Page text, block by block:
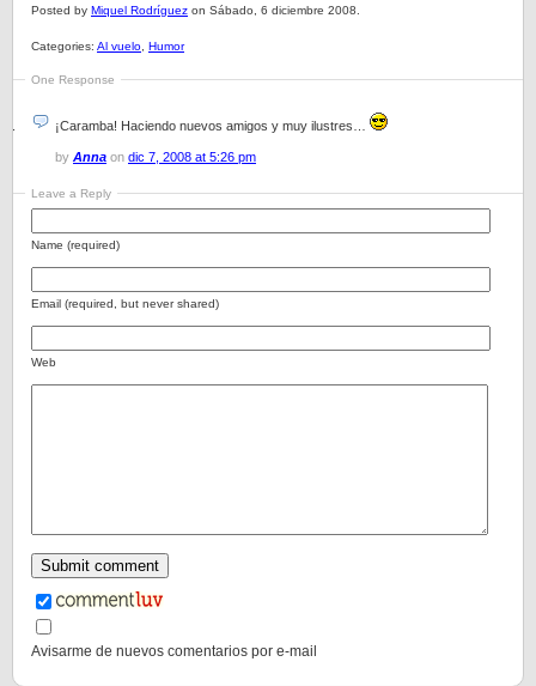
Posted by Miquel Rodríguez on Sábado, 6 diciembre 2008.
Categories: Al vuelo Humor
One Response
¡Caramba! Haciendo nuevos amigos y muy ilustres…
by Anna on dic 7, 2008 at 5:26 pm
Leave a Reply
Name (required)
Email (required, but never shared)
Web
Avisarme de nuevos comentarios por e-mail